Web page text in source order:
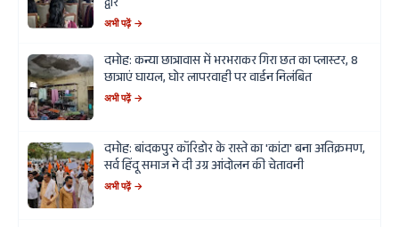
द्वार
अभी पढ़ें →
दमोह: कन्या छात्रावास में भरभराकर गिरा छत का प्लास्टर, 8
छात्राएं घायल, घोर लापरवाही पर वार्डन निलंबित
अभी पढ़ें →
दमोह: बांदकपुर कॉरिडोर के रास्ते का 'कांटा' बना अतिक्रमण,
सर्व हिंदू समाज ने दी उग्र आंदोलन की चेतावनी
अभी पढ़ें →